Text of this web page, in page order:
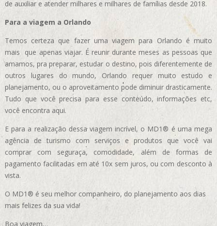
de auxiliar e atender milhares e milhares de famílias desde 2018.
Para a viagem a Orlando
Temos certeza que fazer uma viagem para Orlando é muito
mais que apenas viajar. É reunir durante meses as pessoas que
amamos, pra preparar, estudar o destino, pois diferentemente de
outros lugares do mundo, Orlando requer muito estudo e
planejamento, ou o aproveitamento pode diminuir drasticamente.
Tudo que você precisa para esse conteúdo, informações etc,
você encontra aqui.
E para a realização dessa viagem incrível, o MD1® é uma mega
agência de turismo com serviços e produtos que você vai
comprar com seguraça, comodidade, além de formas de
pagamento facilitadas em até 10x sem juros, ou com desconto à
vista.
O MD1® é seu melhor companheiro, do planejamento aos dias
mais felizes da sua vida!
Boa viagem…